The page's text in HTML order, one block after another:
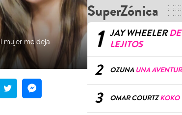
mujer me deja
SuperZónica
1 JAY WHEELERDE
LEJITOS
2 OZUNA UNA
3 OMAR COURTZKOKO